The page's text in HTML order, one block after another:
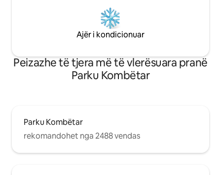
Ajër i kondicionuar
Peizazhe të tjera më të vlerësuara pranë
Parku Kombëtar
Parku Kombëtar
rekomandohet nga 2488 vendas